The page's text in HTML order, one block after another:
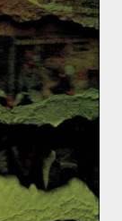
Pour y
» la ville
À l’inverse,
le HDP
turque, qui
Les voix
et les
population